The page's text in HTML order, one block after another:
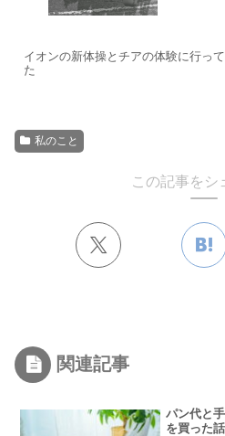
イオンの新体操とチアの体験に行っ
た
私のこと
この記事をシ
関連記事
パン代と
を買った話